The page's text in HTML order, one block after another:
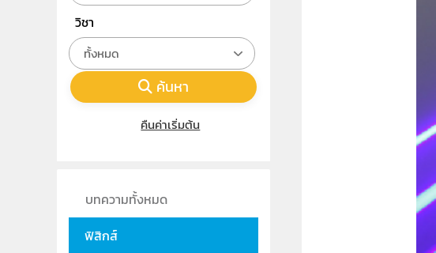
วิชา
ทั้งหมด
ค้นหา
คืนค่าเริ่มต้น
บทความทั้งหมด
ฟิสิกส์